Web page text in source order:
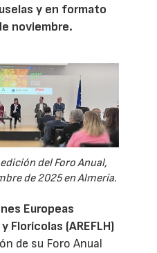
y en formato
noviembre.
del Foro Anual,
de 2025 en Almería.
Europeas
Florícolas (AREFLH)
de su Foro Anual